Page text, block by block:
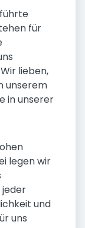
für
lieben,
unserem
in unserer
legen wir
jeder
und
uns